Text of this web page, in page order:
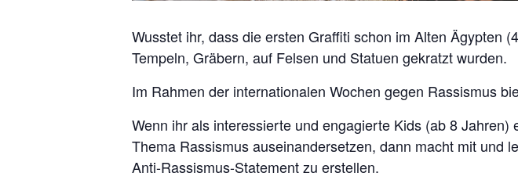
Wusstet ihr, dass die ersten Graffiti schon im Alten Ägypten
Tempeln, Gräbern, auf Felsen und Statuen gekratzt wurden.
Im Rahmen der internationalen Wochen gegen Rassismus
Wenn ihr als interessierte und engagierte Kids (ab 8
Thema Rassismus auseinandersetzen, dann macht mit und
Anti-Rassismus-Statement zu erstellen.